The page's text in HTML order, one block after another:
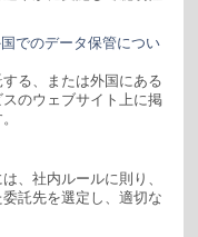
でのデータ保管につい
る、または外国にある
のウェブサイト上に掲
、社内ルールに則り、
託先を選定し、適切な